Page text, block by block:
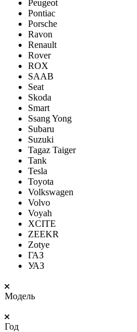
Peugeot
Pontiac
Porsсhe
Ravon
Renault
Rover
ROX
SAAB
Seat
Skoda
Smart
Ssang Yong
Subaru
Suzuki
Tagaz Taiger
Tank
Tesla
Toyota
Volkswagen
Volvo
Voyah
XCITE
ZEEKR
Zotye
ГАЗ
УАЗ
Модель
Год